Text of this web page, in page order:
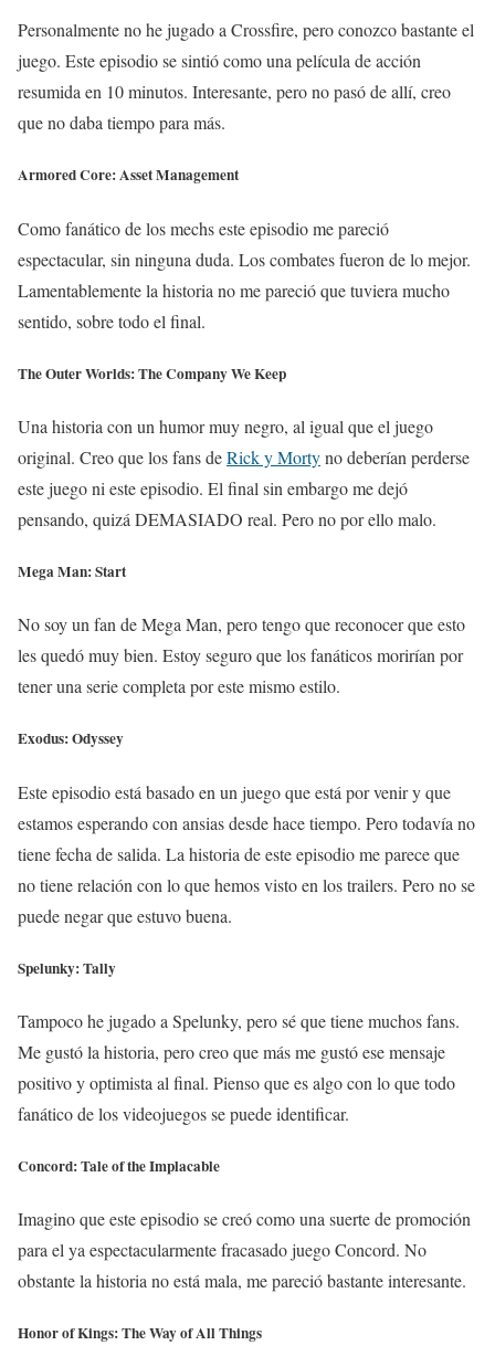
Personalmente no he jugado a Crossfire, pero conozco bastante el
juego. Este episodio se sintió como una película de acción
resumida en 10 minutos. Interesante, pero no pasó de allí, creo
que no daba tiempo para más.
Armored Core: Asset Management
Como fanático de los mechs este episodio me pareció
espectacular, sin ninguna duda. Los combates fueron de lo mejor.
Lamentablemente la historia no me pareció que tuviera mucho
sentido, sobre todo el final.
The Outer Worlds: The Company We Keep
Una historia con un humor muy negro, al igual que el juego
original. Creo que los fans deRick y Mortyno deberían perderse
este juego ni este episodio. El final sin embargo me dejó
pensando, quizá DEMASIADO real. Pero no por ello malo.
Mega Man: Start
No soy un fan de Mega Man, pero tengo que reconocer que esto
les quedó muy bien. Estoy seguro que los fanáticos morirían por
tener una serie completa por este mismo estilo.
Exodus: Odyssey
Este episodio está basado en un juego que está por venir y que
estamos esperando con ansias desde hace tiempo. Pero todavía no
tiene fecha de salida. La historia de este episodio me parece que
no tiene relación con lo que hemos visto en los trailers. Pero no se
puede negar que estuvo buena.
Spelunky: Tally
Tampoco he jugado a Spelunky, pero sé que tiene muchos fans.
Me gustó la historia, pero creo que más me gustó ese mensaje
positivo y optimista al final. Pienso que es algo con lo que todo
fanático de los videojuegos se puede identificar.
Concord: Tale of the Implacable
Imagino que este episodio se creó como una suerte de promoción
para el ya espectacularmente fracasado juego Concord. No
obstante la historia no está mala, me pareció bastante interesante.
Honor of Kings: The Way of All Things